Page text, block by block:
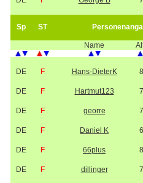
Sp ST
Name
DE F Hans-DieterK
DE F Hartmut123
DE F georre
DE F Daniel K
DE F 66plus
DE F dillinger